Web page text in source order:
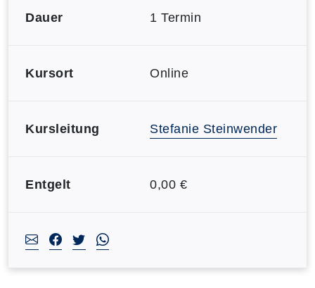
Dauer 1 Termin
Kursort Online
Kursleitung Stefanie Steinwender
Entgelt 0,00 €